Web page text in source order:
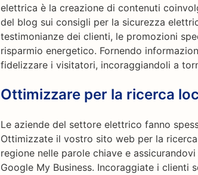
elettrica è la creazione di contenuti
del blog sui consigli per la sicurezza
testimonianze dei clienti, le promozioni
risparmio energetico. Fornendo
fidelizzare i visitatori, incoraggiandoli a
Ottimizzare per la ricerca
Le aziende del settore elettrico fanno
Ottimizzate il vostro sito web per la
regione nelle parole chiave e
Google My Business. Incoraggiate i clienti